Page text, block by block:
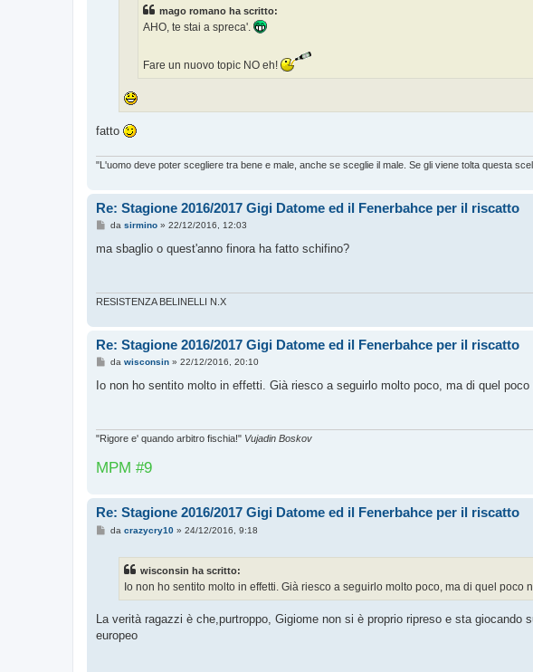
mago romano ha scritto:
AHO, te stai a spreca'.
Fare un nuovo topic NO eh!
fatto
"L'uomo deve poter scegliere tra bene e male, anche se sceglie il male. Se gli viene tolta questa
Re: Stagione 2016/2017 Gigi Datome ed il Fenerbahce per il riscatto
M
s
i
da sirmino» 22/12/2016, 12:03
ma sbaglio o quest'anno finora ha fatto schifino?
RESISTENZA BELINELLI N.X
Re: Stagione 2016/2017 Gigi Datome ed il Fenerbahce per il riscatto
M
s
i
da wisconsin» 22/12/2016, 20:10
Io non ho sentito molto in effetti. Già riesco a seguirlo molto poco, ma di quel
"Rigore e' quando arbitro fischia!" Vujadin Boskov
MPM #9
Re: Stagione 2016/2017 Gigi Datome ed il Fenerbahce per il riscatto
M
o
da crazycry10» 24/12/2016, 9:18
wisconsin ha scritto:
Io non ho sentito molto in effetti. Già riesco a seguirlo molto poco, ma di quel poco
La verità ragazzi è che,purtroppo, Gigiome non si è proprio ripreso e sta
europeo